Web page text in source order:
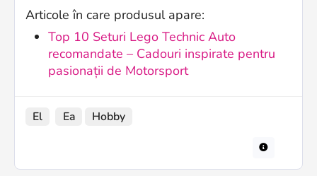
Articole în care produsul apare:
Top 10 Seturi Lego Technic Auto
recomandate – Cadouri inspirate pentru
pasionații de Motorsport
El Ea Hobby